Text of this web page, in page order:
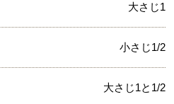
大さじ1
小さじ1/2
大さじ1と1/2